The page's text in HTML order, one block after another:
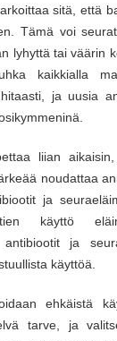
sitä, että
Tämä voi
lyhyttä tai väärin
kaikkialla
ja uusia
liian
noudattaa
ja
käyttö
antibiootit ja
käyttöä.
ehkäistä
tarve, ja